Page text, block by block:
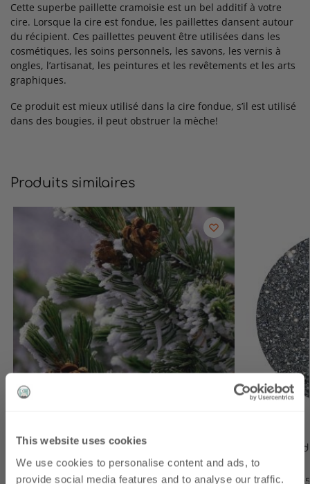
This website uses cookies
We use cookies to personalise content and ads, to
provide social media features and to analyse our traffic.
Cette superbe paillette cramoisie est un bel additif à votre
cire. Lorsque la cire est fondue, les paillettes dansent autour
du récipient. Ces paillettes peuvent être utilisées dans les
cosmétiques, les soins personnels, les savons, les vernis à
ongles, l’artisanat, les peintures et les revêtements et les arts
graphiques.
Ce produit est mieux utilisé dans la cire fondue, s’il est utilisé
dans des bougies, il peut obstruer la mèche!
Produits similaires
Huile parfumée Pin d’hiver
€2.60 – €1,340.62 inc. TVA
Bougie
scintillant
€2.72 – 6.05
-10 %Première